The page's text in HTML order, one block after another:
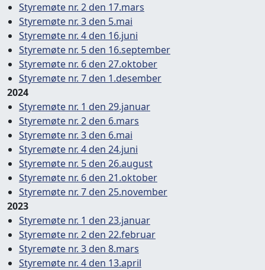
Styremøte nr. 2 den 17.mars
Styremøte nr. 3 den 5.mai
Styremøte nr. 4 den 16.juni
Styremøte nr. 5 den 16.september
Styremøte nr. 6 den 27.oktober
Styremøte nr. 7 den 1.desember
2024
Styremøte nr. 1 den 29.januar
Styremøte nr. 2 den 6.mars
Styremøte nr. 3 den 6.mai
Styremøte nr. 4 den 24.juni
Styremøte nr. 5 den 26.august
Styremøte nr. 6 den 21.oktober
Styremøte nr. 7 den 25.november
2023
Styremøte nr. 1 den 23.januar
Styremøte nr. 2 den 22.februar
Styremøte nr. 3 den 8.mars
Styremøte nr. 4 den 13.april